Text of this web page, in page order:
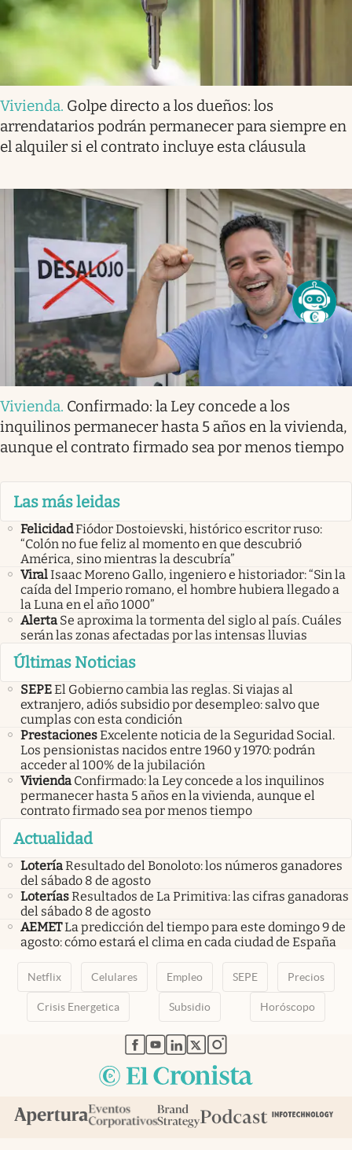
Vivienda. Golpe directo a los dueños: los
arrendatarios podrán permanecer para siempre en
el alquiler si el contrato incluye esta cláusula
Vivienda. Confirmado: la Ley concede a los
inquilinos permanecer hasta 5 años en la vivienda,
aunque el contrato firmado sea por menos tiempo
Las más leidas
FelicidadFiódor Dostoievski, histórico escritor ruso:
“Colón no fue feliz al momento en que descubrió
América, sino mientras la descubría”
ViralIsaac Moreno Gallo, ingeniero e historiador: “Sin la
caída del Imperio romano, el hombre hubiera llegado a
la Luna en el año 1000”
Alerta Se aproxima la tormenta del siglo al país. Cuáles
serán las zonas afectadas por las intensas lluvias
Últimas Noticias
SEPEEl Gobierno cambia las reglas. Si viajas al
extranjero, adiós subsidio por desempleo: salvo que
cumplas con esta condición
PrestacionesExcelente noticia de la Seguridad Social.
Los pensionistas nacidos entre 1960 y 1970: podrán
acceder al 100% de la jubilación
Vivienda Confirmado: la Ley concede a los inquilinos
permanecer hasta 5 años en la vivienda, aunque el
contrato firmado sea por menos tiempo
Actualidad
LoteríaResultado del Bonoloto: los números ganadores
del sábado 8 de agosto
LoteríasResultados de La Primitiva: las cifras ganadoras
del sábado 8 de agosto
AEMETLa predicción del tiempo para este domingo 9 de
agosto: cómo estará el clima en cada ciudad de España
Netflix Celulares Empleo SEPE Precios
Crisis Energetica Subsidio Horóscopo
abre en nueva pestaña
abre en nueva pestaña
abre en nueva pestaña
abre en nueva pestaña
abre en nueva pestaña